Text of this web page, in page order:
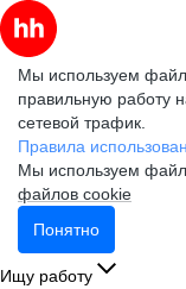
Мы используем
правильную работу
сетевой трафик.
Правила
Мы используем
файлов cookie
Понятно
Ищу работу